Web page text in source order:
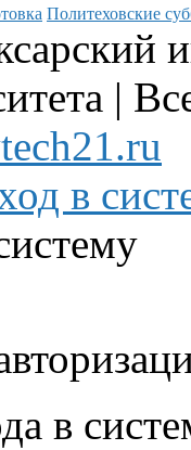
Политеховские
|
в
в